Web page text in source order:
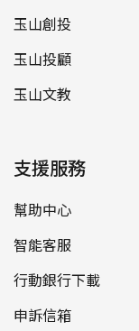
玉山創投
玉山投顧
玉山文教
支援服務
幫助中心
智能客服
行動銀行下載
申訴信箱